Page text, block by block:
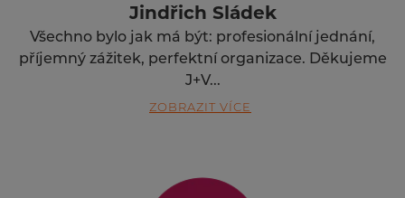
Jindřich Sládek
Všechno bylo jak má být: profesionální jednání,
příjemný zážitek, perfektní organizace. Děkujeme
J+V...
ZOBRAZIT VÍCE